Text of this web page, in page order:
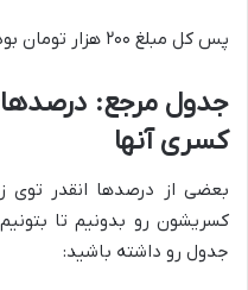
پس کل مبلغ ۲۰۰ هزار تومان بوده.
جدول مرجع:
کسری آنها
بعضی از درصدها انقدر توی
کسریشون رو بدونیم تا
جدول رو داشته باشید: